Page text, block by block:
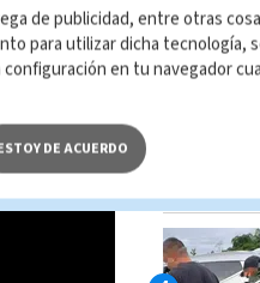
de publicidad, entre otras
para utilizar dicha tecnología,
configuración en tu navegador
DE ACUERDO